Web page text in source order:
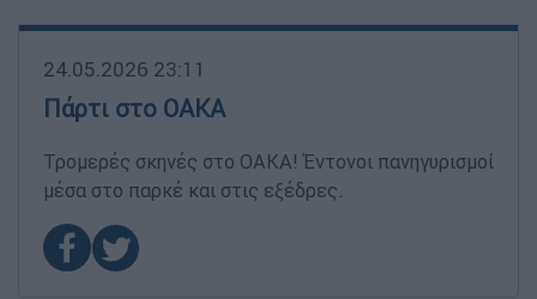
24.05.2026 23:11
Πάρτι στο ΟΑΚΑ
Τρομερές σκηνές στο ΟΑΚΑ! Έντονοι πανηγυρισμοί
μέσα στο παρκέ και στις εξέδρες.